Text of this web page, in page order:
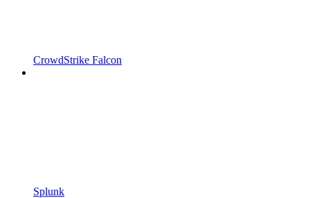
CrowdStrike Falcon
Splunk